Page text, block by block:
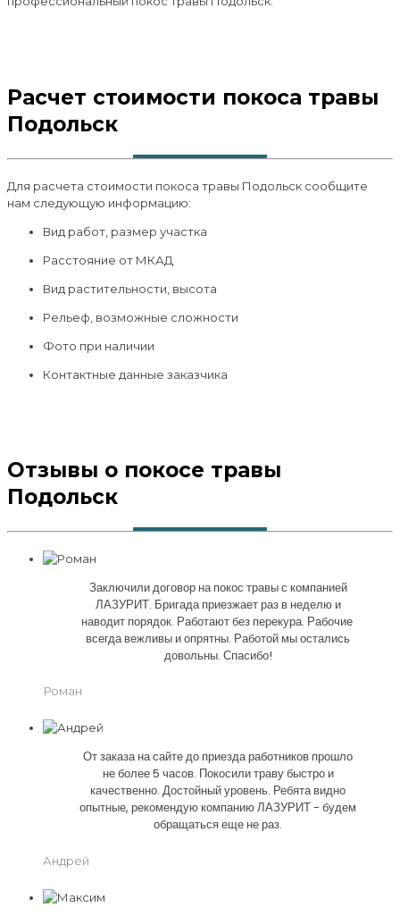
Расчет стоимости покоса травы
Подольск
Для расчета стоимости покоса травы Подольск сообщите
нам следующую информацию:
Вид работ, размер участка
Расстояние от МКАД
Вид растительности, высота
Рельеф, возможные сложности
Фото при наличии
Контактные данные заказчика
Отзывы о покосе травы
Подольск
Заключили договор на покос травы с компанией
ЛАЗУРИТ. Бригада приезжает раз в неделю и
наводит порядок. Работают без перекура. Рабочие
всегда вежливы и опрятны. Работой мы остались
довольны. Спасибо!
Роман
От заказа на сайте до приезда работников прошло
не более 5 часов. Покосили траву быстро и
качественно. Достойный уровень. Ребята видно
опытные, рекомендую компанию ЛАЗУРИТ - будем
обращаться еще не раз.
Андрей